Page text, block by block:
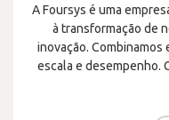
A Foursys é uma
à transformação de
inovação. Combinamos
escala e desempenho.